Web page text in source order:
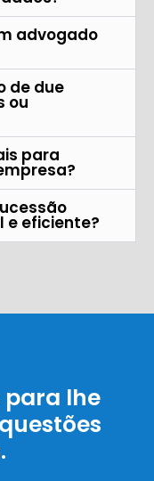
advogado
de due
ou
para
e eficiente?
para lhe